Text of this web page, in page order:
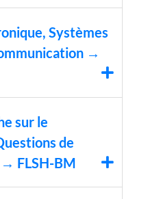
Systèmes
→
sur le
de
FLSH-BM